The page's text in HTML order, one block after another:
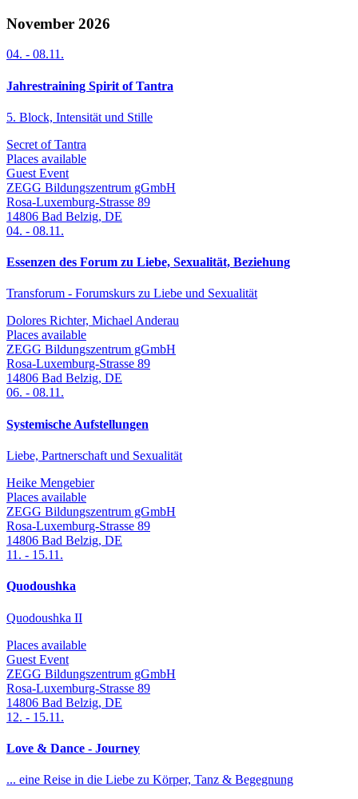
November 2026
04. - 08.11.
Jahrestraining Spirit of Tantra
5. Block, Intensität und Stille
Secret of Tantra
Places available
Guest Event
ZEGG Bildungszentrum gGmbH
Rosa-Luxemburg-Strasse 89
14806 Bad Belzig, DE
04. - 08.11.
Essenzen des Forum zu Liebe, Sexualität, Beziehung
Transforum - Forumskurs zu Liebe und Sexualität
Dolores Richter, Michael Anderau
Places available
ZEGG Bildungszentrum gGmbH
Rosa-Luxemburg-Strasse 89
14806 Bad Belzig, DE
06. - 08.11.
Systemische Aufstellungen
Liebe, Partnerschaft und Sexualität
Heike Mengebier
Places available
ZEGG Bildungszentrum gGmbH
Rosa-Luxemburg-Strasse 89
14806 Bad Belzig, DE
11. - 15.11.
Quodoushka
Quodoushka II
Places available
Guest Event
ZEGG Bildungszentrum gGmbH
Rosa-Luxemburg-Strasse 89
14806 Bad Belzig, DE
12. - 15.11.
Love & Dance - Journey
... eine Reise in die Liebe zu Körper, Tanz & Begegnung